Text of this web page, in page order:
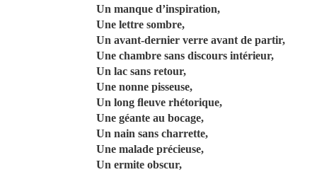
Un manque d’inspiration,
Une lettre sombre,
Un avant-dernier verre avant de partir,
Une chambre sans discours intérieur,
Un lac sans retour,
Une nonne pisseuse,
Un long ﬂeuve rhétorique,
Une géante au bocage,
Un nain sans charrette,
Une malade précieuse,
Un ermite obscur,